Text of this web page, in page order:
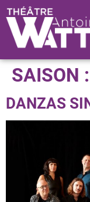
SAISON :
DANZAS